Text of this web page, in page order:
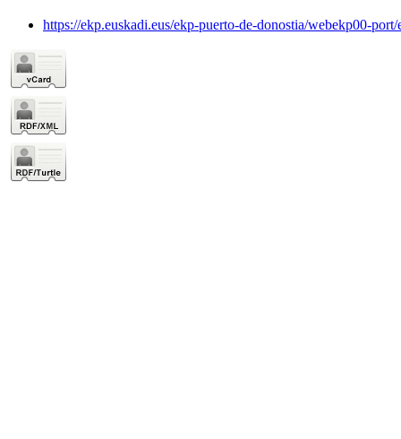
https://ekp.euskadi.eus/ekp-puerto-de-donostia/webekp00-port/